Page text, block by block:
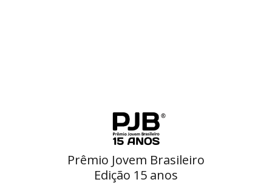
Prêmio Jovem Brasileiro
Edição 15 anos